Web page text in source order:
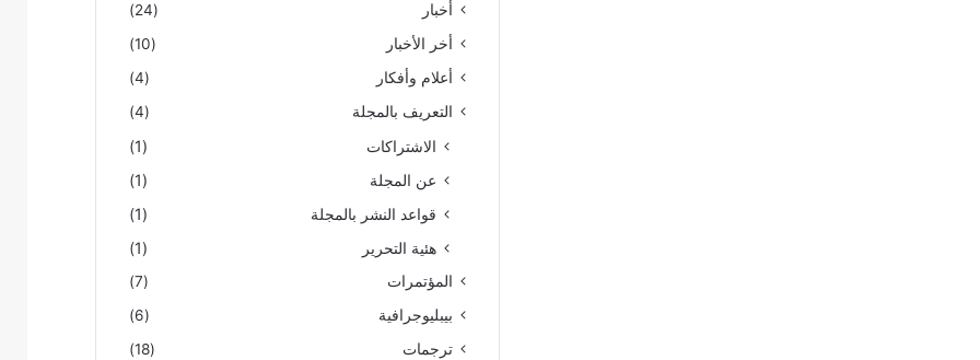
أخبار
(24)
أخر الأخبار
(10)
أعلام وأفكار
(4)
التعريف بالمجلة
(4)
الاشتراكات
(1)
عن المجلة
(1)
قواعد النشر بالمجلة
(1)
هئية التحرير
(1)
المؤتمرات
(7)
بيبليوجرافية
(6)
ترجمات
(18)